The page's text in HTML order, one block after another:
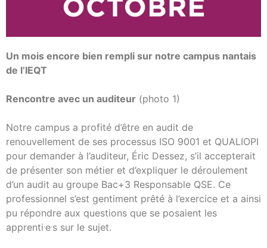
Un mois encore bien rempli sur notre campus nantais
de l’IEQT
Rencontre avec un auditeur (photo 1)
Notre campus a profité d’être en audit de
renouvellement de ses processus ISO 9001 et QUALIOPI
pour demander à l’auditeur, Éric Dessez, s’il accepterait
de présenter son métier et d’expliquer le déroulement
d’un audit au groupe Bac+3 Responsable QSE. Ce
professionnel s’est gentiment prêté à l’exercice et a ainsi
pu répondre aux questions que se posaient les
apprenti.e.s sur le sujet.